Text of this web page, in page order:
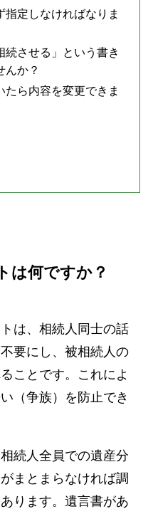
指定しなければなりま
続させる」という書き
んか？
たら内容を変更できま
は何ですか？
は、相続人同士の話
要にし、被相続人の
ことです。これによ
（争族）を防止でき
続人全員での遺産分
まとまらなければ調
ります。遺言書があ